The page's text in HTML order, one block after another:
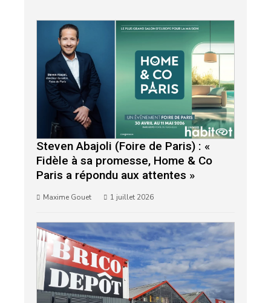
Steven Abajoli (Foire de Paris) : «
Fidèle à sa promesse, Home & Co
Paris a répondu aux attentes »
Maxime Gouet 1 juillet 2026